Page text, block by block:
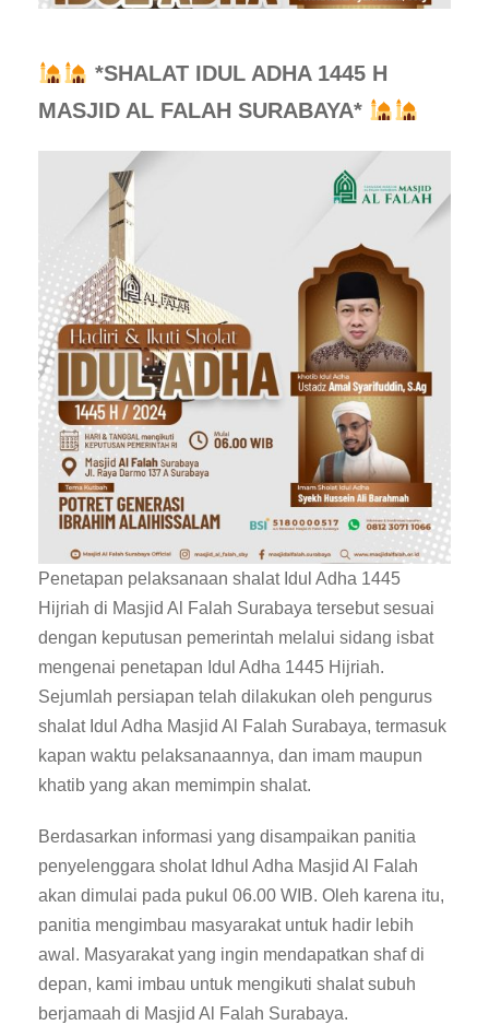
*SHALAT IDUL ADHA 1445 H
MASJID AL FALAH SURABAYA*
Penetapan pelaksanaan shalat Idul Adha 1445
Hijriah di Masjid Al Falah Surabaya tersebut sesuai
dengan keputusan pemerintah melalui sidang isbat
mengenai penetapan Idul Adha 1445 Hijriah.
Sejumlah persiapan telah dilakukan oleh pengurus
shalat Idul Adha Masjid Al Falah Surabaya, termasuk
kapan waktu pelaksanaannya, dan imam maupun
khatib yang akan memimpin shalat.
Berdasarkan informasi yang disampaikan panitia
penyelenggara sholat Idhul Adha Masjid Al Falah
akan dimulai pada pukul 06.00 WIB. Oleh karena itu,
panitia mengimbau masyarakat untuk hadir lebih
awal. Masyarakat yang ingin mendapatkan shaf di
depan, kami imbau untuk mengikuti shalat subuh
berjamaah di Masjid Al Falah Surabaya.